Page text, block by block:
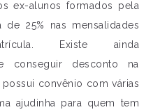
ex-alunos formados pela
de 25% nas mensalidades
Existe ainda
conseguir desconto na
convênio com várias
ajudinha para quem tem